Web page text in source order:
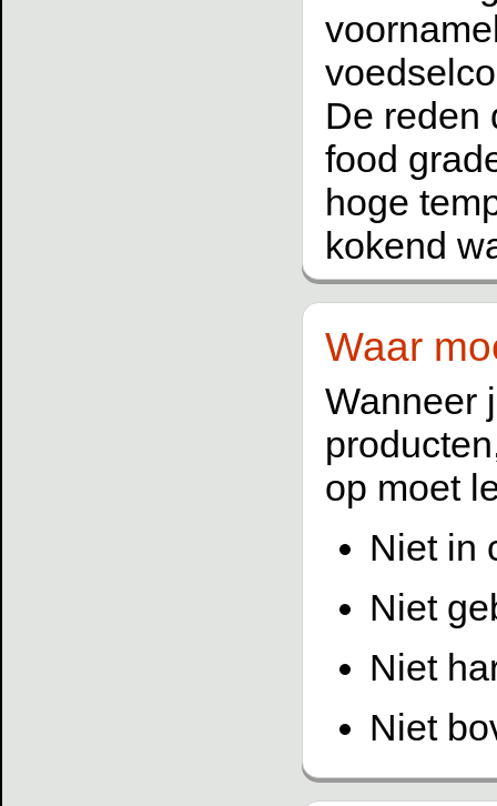
De reden
food
hoge
kokend
Waar
Wanneer
op moet
Niet in
Niet
Niet
Niet